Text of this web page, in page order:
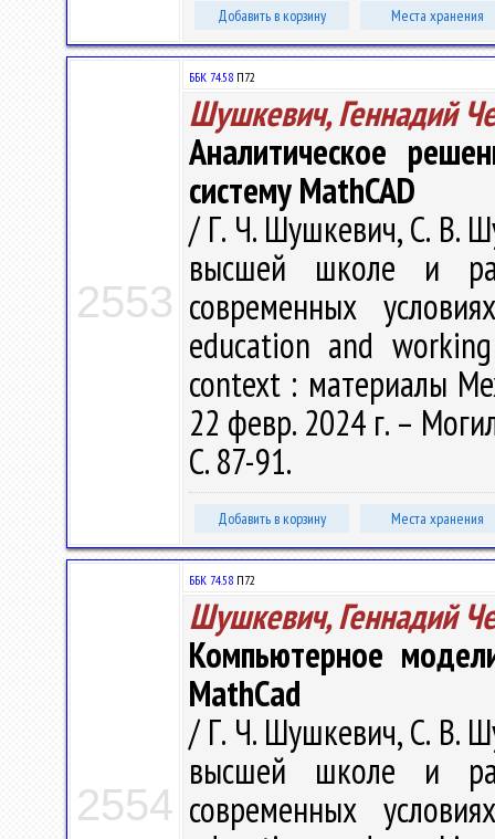
Добавить в корзину Места хранения
2553
ББК 74.58 П72
Шушкевич, Геннадий
Аналитическое
систему MathCAD
/ Г. Ч. Шушкевич, С. В.
высшей школе и
современных
education and
context : материалы
22 февр. 2024 г. –
С. 87-91.
Добавить в корзину Места хранения
2554
ББК 74.58 П72
Шушкевич, Геннадий
Компьютерное
MathCad
/ Г. Ч. Шушкевич, С. В.
высшей школе и
современных